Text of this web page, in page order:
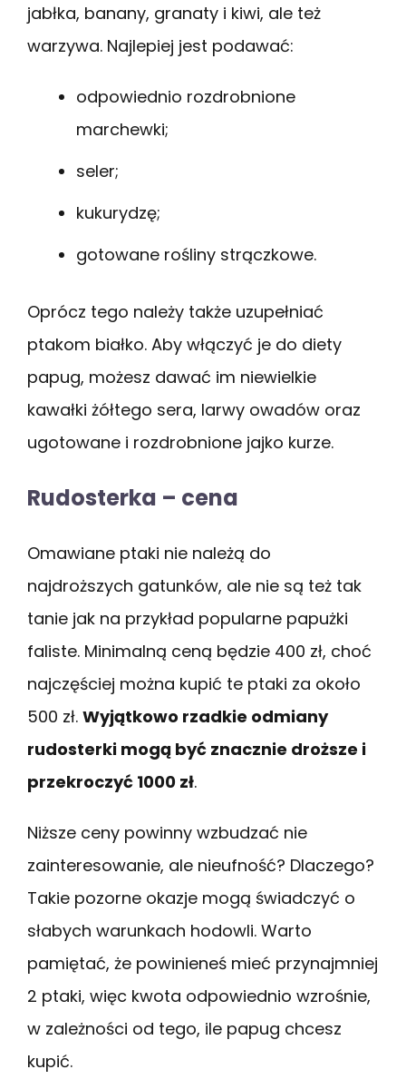
jabłka, banany, granaty i kiwi, ale też
warzywa. Najlepiej jest podawać:
odpowiednio rozdrobnione
marchewki;
seler;
kukurydzę;
gotowane rośliny strączkowe.
Oprócz tego należy także uzupełniać
ptakom białko. Aby włączyć je do diety
papug, możesz dawać im niewielkie
kawałki żółtego sera, larwy owadów oraz
ugotowane i rozdrobnione jajko kurze.
Rudosterka – cena
Omawiane ptaki nie należą do
najdroższych gatunków, ale nie są też tak
tanie jak na przykład popularne papużki
faliste. Minimalną ceną będzie 400 zł, choć
najczęściej można kupić te ptaki za około
500 zł. Wyjątkowo rzadkie odmiany
rudosterki mogą być znacznie droższe i
przekroczyć 1000 zł.
Niższe ceny powinny wzbudzać nie
zainteresowanie, ale nieufność? Dlaczego?
Takie pozorne okazje mogą świadczyć o
słabych warunkach hodowli. Warto
pamiętać, że powinieneś mieć przynajmniej
2 ptaki, więc kwota odpowiednio wzrośnie,
w zależności od tego, ile papug chcesz
kupić.